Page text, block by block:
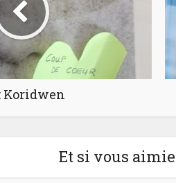
Koridwen
Et si vous